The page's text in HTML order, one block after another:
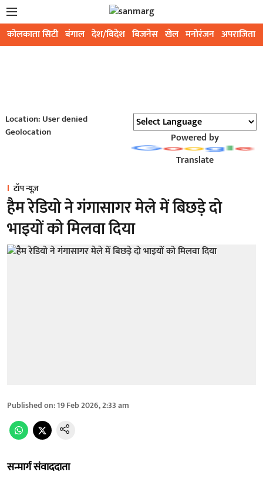
कोलकाता सिटी बंगाल देश/विदेश बिजनेस खेल मनोरंजन अपराजिता
Location: User denied
Geolocation
Powered by
Translate
टॉप न्यूज़
हैम रेडियो ने गंगासागर मेले में बिछड़े दो
भाइयों को मिलवा दिया
Published on:19 Feb 2026, 2:33 am
सन्मार्ग संवाददाता